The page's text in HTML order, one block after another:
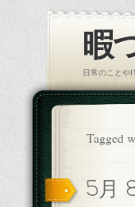
暇
日常のことや
Tagged
5月